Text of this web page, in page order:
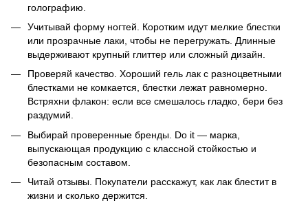
голографию.
Учитывай форму ногтей. Коротким идут мелкие блестки
или прозрачные лаки, чтобы не перегружать. Длинные
выдерживают крупный глиттер или сложный дизайн.
Проверяй качество. Хороший гель лак с разноцветными
блестками не комкается, блестки лежат равномерно.
Встряхни флакон: если все смешалось гладко, бери без
раздумий.
Выбирай проверенные бренды. Do it — марка,
выпускающая продукцию с классной стойкостью и
безопасным составом.
Читай отзывы. Покупатели расскажут, как лак блестит в
жизни и сколько держится.